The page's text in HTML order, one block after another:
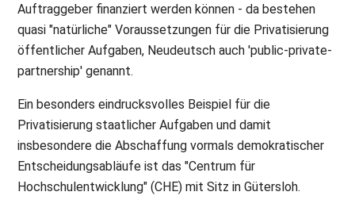
Auftraggeber finanziert werden können - da bestehen
quasi "natürliche" Voraussetzungen für die Privatisierung
öffentlicher Aufgaben, Neudeutsch auch 'public-private-
partnership' genannt.
Ein besonders eindrucksvolles Beispiel für die
Privatisierung staatlicher Aufgaben und damit
insbesondere die Abschaffung vormals demokratischer
Entscheidungsabläufe ist das "Centrum für
Hochschulentwicklung" (CHE) mit Sitz in Gütersloh.